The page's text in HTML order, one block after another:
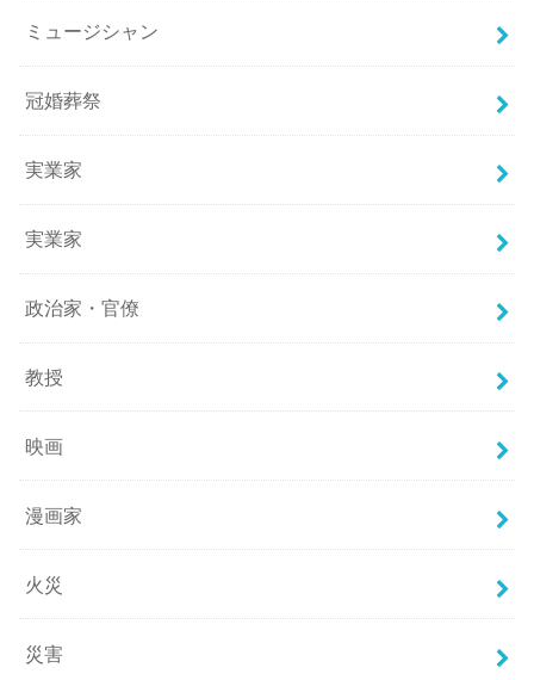
ミュージシャン
冠婚葬祭
実業家
実業家
政治家・官僚
教授
映画
漫画家
火災
災害